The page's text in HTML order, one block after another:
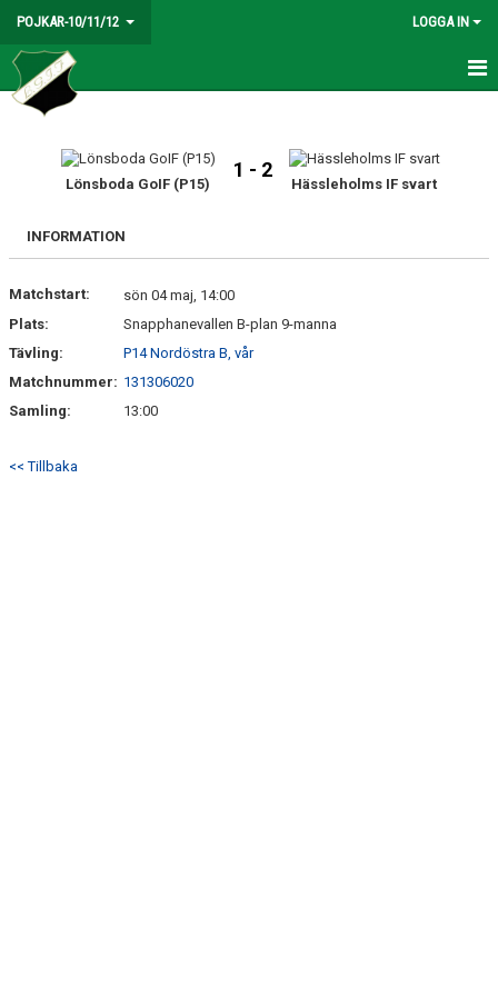
POJKAR-10/11/12 LOGGA IN
HEM
NYHETER
BILDGALLERI
KONTAKT
KALENDER
Lönsboda GoIF (P15)
1 - 2
Hässleholms IF svart
INFORMATION
Matchstart:
sön 04 maj, 14:00
Plats:
Snapphanevallen B-plan 9-manna
Tävling:
P14 Nordöstra B, vår
Matchnummer: 131306020
Samling:
13:00
<< Tillbaka